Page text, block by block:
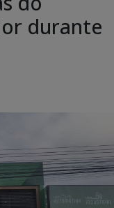
durante